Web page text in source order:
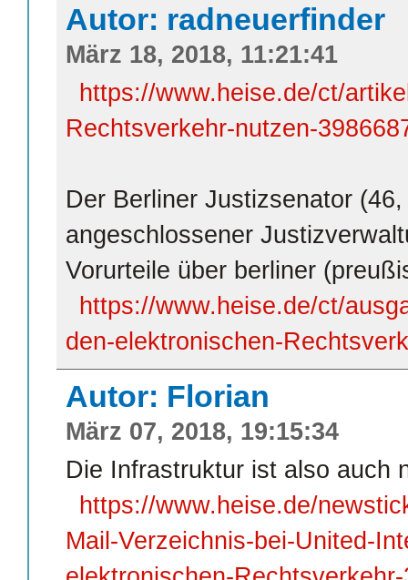
Autor: radneuerfinder
März 18, 2018, 11:21:41
https://www.heise.de/ct/
Rechtsverkehr-nutzen-
Der Berliner Justizsenator
angeschlossener
Vorurteile über berliner
https://www.heise.de/ct/
den-elektronischen-
Autor: Florian
März 07, 2018, 19:15:34
Die Infrastruktur ist also auch
https://www.heise.de/
Mail-Verzeichnis-bei-United-